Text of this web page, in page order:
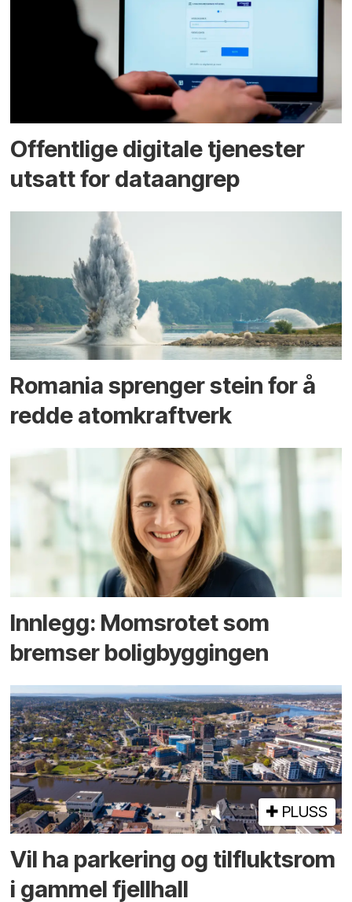
Offentlige digitale tjenester
utsatt for dataangrep
Romania sprenger stein for å
redde atomkraftverk
Innlegg: Moms­rotet som
bremser bolig­byggingen
PLUSS
Vil ha parkering og tilflukts­rom
i gammel fjellhall